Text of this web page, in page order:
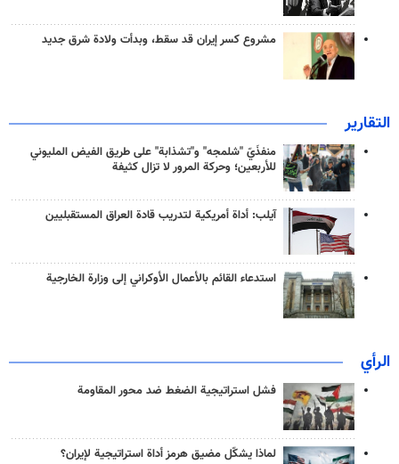
مشروع كسر إيران قد سقط، وبدأت ولادة شرق جديد
التقارير
منفذَيّ "شلمجه" و"تشذابة" على طريق الفيض المليوني
للأربعين؛ وحركة المرور لا تزال كثيفة
آيلب: أداة أمريكية لتدريب قادة العراق المستقبليين
استدعاء القائم بالأعمال الأوكراني إلى وزارة الخارجية
الرأي
فشل استراتيجية الضغط ضد محور المقاومة
لماذا يشكّل مضيق هرمز أداة استراتيجية لإيران؟